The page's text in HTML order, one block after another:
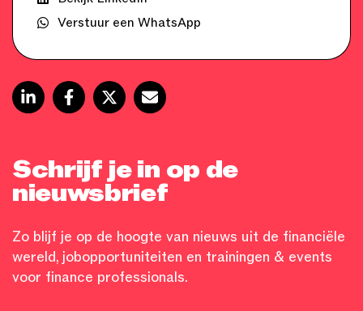
Verstuur een WhatsApp
Schrijf je in op de
nieuwsbrief
Zo blijf je op de hoogte van nieuws uit de financiële
wereld, jobopportuniteiten en trainingen & events
voor finance professionals.